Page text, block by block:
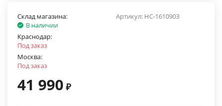
Артикул: НС-1610903
Склад магазина:
В наличии
Краснодар:
Под заказ
Москва:
Под заказ
41 990 ₽